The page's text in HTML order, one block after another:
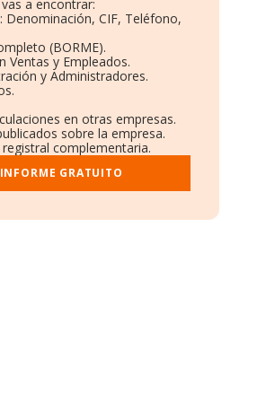
a encontrar:
Denominación, CIF, Teléfono,
(BORME).
Ventas y Empleados.
y Administradores.
en otras empresas.
sobre la empresa.
complementaria.
GRATUITO